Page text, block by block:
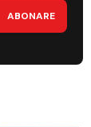
ABONARE